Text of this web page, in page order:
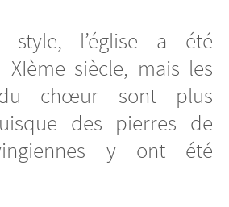
style, l’église a été
XIème siècle, mais les
chœur sont plus
des pierres de
y ont été